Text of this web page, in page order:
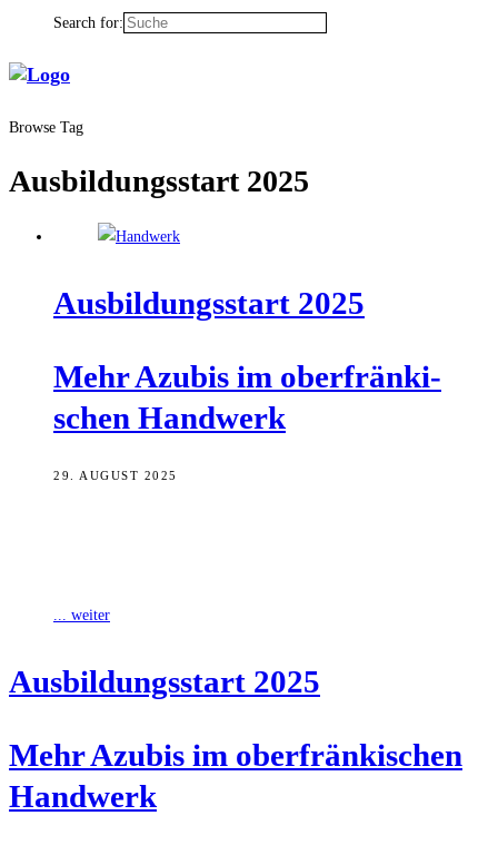
Search for:
Browse Tag
Ausbildungsstart 2025
Aus­bil­dungs­start 2025
Mehr Azu­bis im ober­frän­ki­
schen Handwerk
29. AUGUST 2025
... weiter
Aus­bil­dungs­start 2025
Mehr Azu­bis im ober­frän­ki­schen
Handwerk